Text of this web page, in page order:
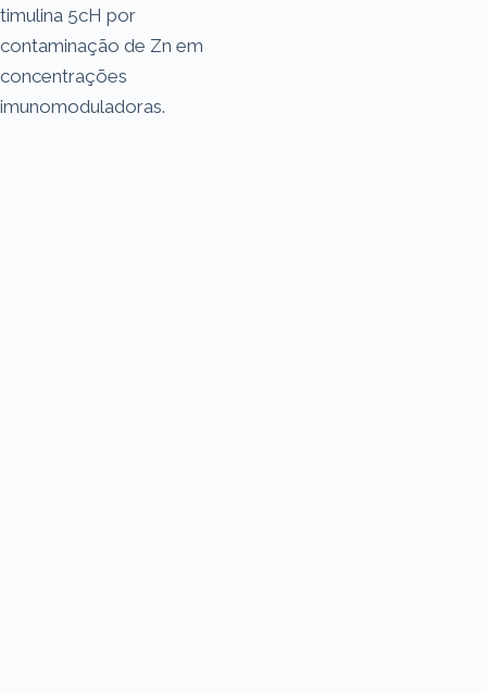
timulina 5cH por
contaminação de Zn em
concentrações
imunomoduladoras.